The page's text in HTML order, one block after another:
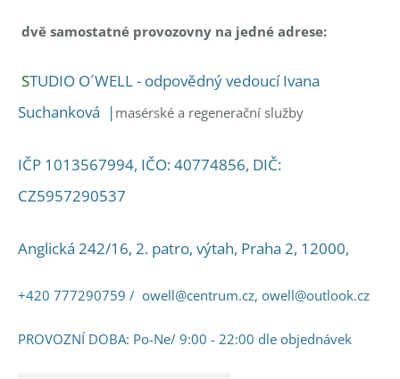
dvě samostatné provozovny na jedné adrese:
STUDIO O´WELL - odpovědný vedoucíIvana
Suchanková | masérské a regenerační služby
IČP 1013567994, IČO: 40774856, DIČ:
CZ5957290537
Anglická 242/16, 2. patro, výtah, Praha 2, 12000,
+420 777290759 / owell@centrum.cz, owell@outlook.cz
PROVOZNÍ DOBA: Po-Ne/ 9:00 - 22:00 dle objednávek